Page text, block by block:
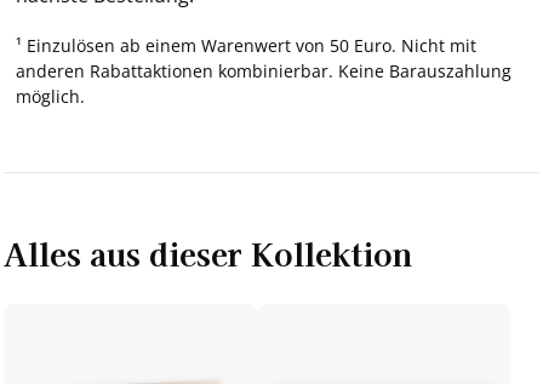
¹ Einzulösen ab einem Warenwert von 50 Euro. Nicht mit
anderen Rabattaktionen kombinierbar. Keine Barauszahlung
möglich.
Alles aus dieser Kollektion